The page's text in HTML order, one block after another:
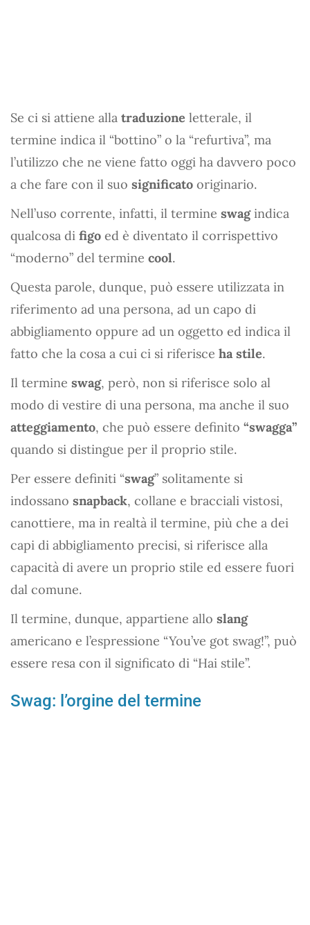
Se ci si attiene alla traduzione letterale, il
termine indica il “bottino” o la “refurtiva”, ma
l’utilizzo che ne viene fatto oggi ha davvero poco
a che fare con il suo significato originario.
Nell’uso corrente, infatti, il termine swagindica
qualcosa di figo ed è diventato il corrispettivo
“moderno” del termine cool.
Questa parole, dunque, può essere utilizzata in
riferimento ad una persona, ad un capo di
abbigliamento oppure ad un oggetto ed indica il
fatto che la cosa a cui ci si riferisce ha stile.
Il termine swag, però, non si riferisce solo al
modo di vestire di una persona, ma anche il suo
atteggiamento, che può essere definito “swagga”
quando si distingue per il proprio stile.
Per essere definiti “swag” solitamente si
indossano snapback, collane e bracciali vistosi,
canottiere, ma in realtà il termine, più che a dei
capi di abbigliamento precisi, si riferisce alla
capacità di avere un proprio stile ed essere fuori
dal comune.
Il termine, dunque, appartiene allo slang
americano e l’espressione “You’ve got swag!”, può
essere resa con il significato di “Hai stile”.
Swag: l’orgine del termine